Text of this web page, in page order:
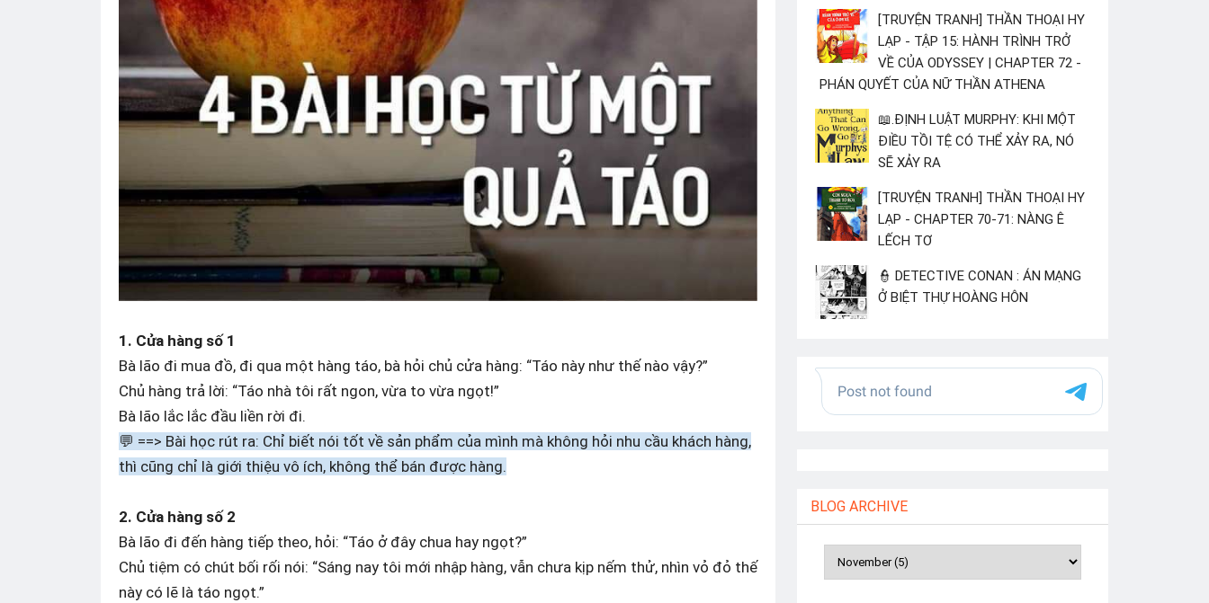
1. Cửa hàng số 1
Bà lão đi mua đồ, đi qua một hàng táo, bà hỏi chủ cửa hàng: “Táo này như thế nào vậy?”
Chủ hàng trả lời: “Táo nhà tôi rất ngon, vừa to vừa ngọt!”
Bà lão lắc lắc đầu liền rời đi.
💬 ==> Bài học rút ra: Chỉ biết nói tốt về sản phẩm của mình mà không hỏi nhu cầu khách hàng,
thì cũng chỉ là giới thiệu vô ích, không thể bán được hàng.
2. Cửa hàng số 2
Bà lão đi đến hàng tiếp theo, hỏi: “Táo ở đây chua hay ngọt?”
Chủ tiệm có chút bối rối nói: “Sáng nay tôi mới nhập hàng, vẫn chưa kịp nếm thử, nhìn vỏ đỏ thế
này có lẽ là táo ngọt.”
[TRUYỆN TRANH] THẦN THOẠI HY
LẠP - TẬP 15: HÀNH TRÌNH TRỞ
VỀ CỦA ODYSSEY | CHAPTER 72 -
PHÁN QUYẾT CỦA NỮ THẦN ATHENA
📖.ĐỊNH LUẬT MURPHY: KHI MỘT
ĐIỀU TỒI TỆ CÓ THỂ XẢY RA, NÓ
SẼ XẢY RA
[TRUYỆN TRANH] THẦN THOẠI HY
LẠP - CHAPTER 70-71: NÀNG Ê
LẾCH TƠ
👮 DETECTIVE CONAN : ÁN MẠNG
Ở BIỆT THỰ HOÀNG HÔN
BLOG ARCHIVE